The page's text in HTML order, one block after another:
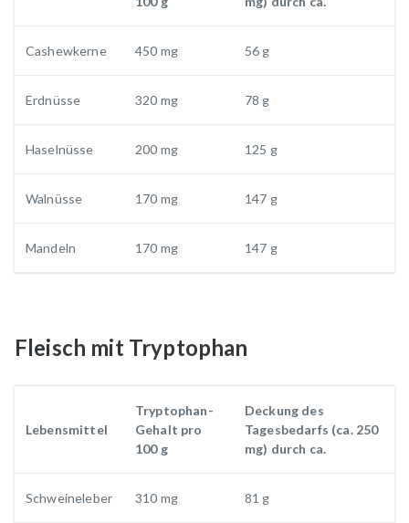
Cashewkerne 450 mg 56 g
Erdnüsse 320 mg 78 g
Haselnüsse 200 mg 125 g
Walnüsse 170 mg 147 g
Mandeln 170 mg 147 g
Fleisch mit Tryptophan
Lebensmittel
Tryptophan-
Gehalt pro
100 g
Deckung des
Tagesbedarfs (ca. 250
mg) durch ca.
Schweineleber 310 mg 81 g